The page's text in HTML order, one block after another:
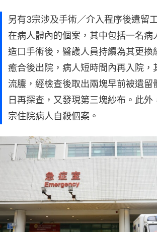
另有3宗涉及手術／介入程序後遺留
在病人體內的個案，其中包括一名病
造口手術後，醫護人員持續為其更換
癒合後出院，病人短時間內再入院，
流膿，經檢查後取出兩塊早前被遺留
日再探查，又發現第三塊紗布。此外
宗住院病人自殺個案。